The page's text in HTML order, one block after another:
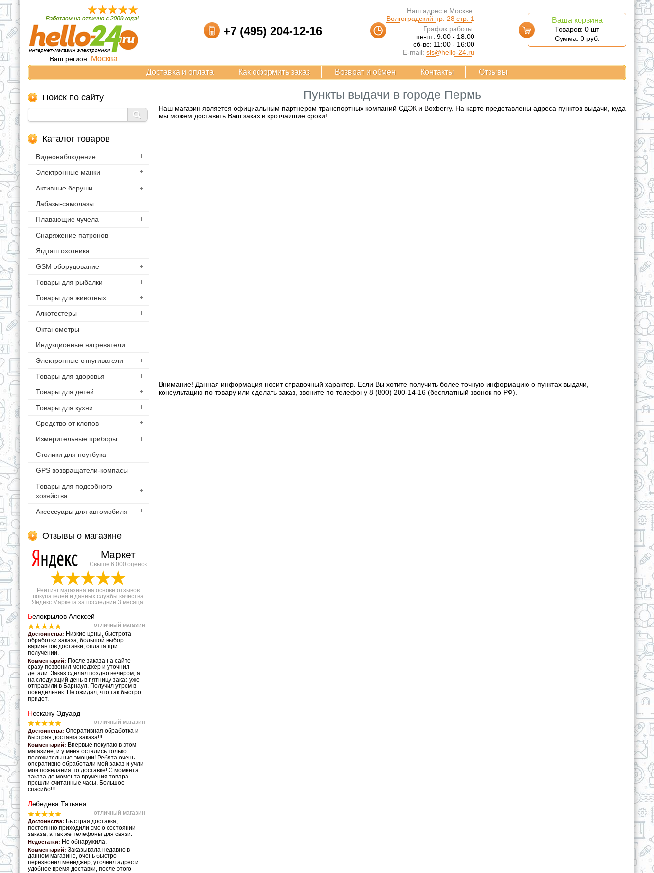
Ваш регион: Москва
+7 (495) 204-12-16
Наш адрес в Москве:
Волгоградский пр. 28 стр. 1
График работы:
пн-пт: 9:00 - 18:00
сб-вс: 11:00 - 16:00
E-mail: sls@hello-24.ru
Ваша корзина
Товаров: 0 шт.
Сумма: 0 руб.
Доставка и оплата Как оформить заказ Возврат и обмен Контакты Отзывы
Поиск по сайту
Каталог товаров
Видеонаблюдение
Электронные манки
Активные беруши
Лабазы-самолазы
Плавающие чучела
Снаряжение патронов
Ягдташ охотника
GSM оборудование
Товары для рыбалки
Товары для животных
Алкотестеры
Октанометры
Индукционные нагреватели
Электронные отпугиватели
Товары для здоровья
Товары для детей
Товары для кухни
Средство от клопов
Измерительные приборы
Столики для ноутбука
GPS возвращатели-компасы
Товары для подсобного
хозяйства
Аксессуары для автомобиля
Отзывы о магазине
Маркет
Свыше 6 000 оценок
Рейтинг магазина на основе отзывов
покупателей и данных службы качества
Яндекс.Маркета за последние 3 месяца.
Белокрылов Алексей
отличный магазин
Достоинства: Низкие цены, быстрота
обработки заказа, большой выбор
вариантов доставки, оплата при
получении.
Комментарий: После заказа на сайте
сразу позвонил менеджер и уточнил
детали. Заказ сделал поздно вечером, а
на следующий день в пятницу заказ уже
отправили в Барнаул. Получил утром в
понедельник. Не ожидал, что так быстро
придет.
Нескажу Эдуард
отличный магазин
Достоинства: Оперативная обработка и
быстрая доставка заказа!!!
Комментарий: Впервые покупаю в этом
магазине, и у меня остались только
положительные эмоции! Ребята очень
оперативно обработали мой заказ и учли
мои пожелания по доставке! С момента
заказа до момента вручения товара
прошли считанные часы. Большое
спасибо!!!
Лебедева Татьяна
отличный магазин
Достоинства: Быстрая доставка,
постоянно приходили смс о состоянии
заказа, а так же телефоны для связи.
Недостатки: Не обнаружила.
Комментарий: Заказывала недавно в
данном магазине, очень быстро
перезвонил менеджер, уточнил адрес и
удобное время доставки, после этого
Пункты выдачи в городе Пермь
Наш магазин является официальным партнером транспортных компаний СДЭК и Boxberry. На карте представлены адреса пунктов выдачи, куда
мы можем доставить Ваш заказ в кротчайшие сроки!
Внимание! Данная информация носит справочный характер. Если Вы хотите получить более точную информацию о пунктах выдачи,
консультацию по товару или сделать заказ, звоните по телефону 8 (800) 200-14-16 (бесплатный звонок по РФ).